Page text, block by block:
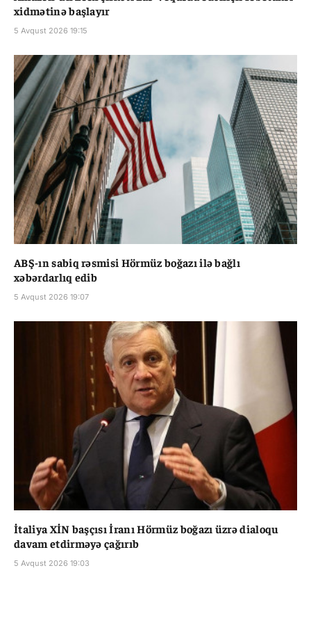
xidmətinə başlayır
5 Avqust 2026 19:15
ABŞ-ın sabiq rəsmisi Hörmüz boğazı ilə bağlı
xəbərdarlıq edib
5 Avqust 2026 19:07
İtaliya XİN başçısı İranı Hörmüz boğazı üzrə dialoqu
davam etdirməyə çağırıb
5 Avqust 2026 19:03